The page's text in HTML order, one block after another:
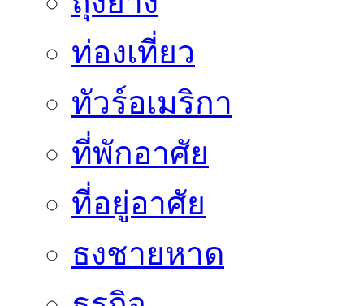
ท่องเที่ยว
ทัวร์อเมริกา
ที่พักอาศัย
ที่อยู่อาศัย
ธงชายหาด